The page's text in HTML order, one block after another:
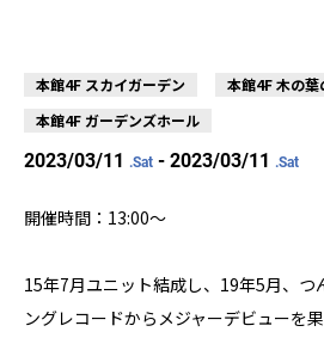
本館4F スカイガーデン
本館4F 木の
本館4F ガーデンズホール
2023/03/11 .Sat - 2023/03/11 .Sat
開催時間：13:00〜
15年7月ユニット結成し、19年5月、
ングレコードからメジャーデビューを果